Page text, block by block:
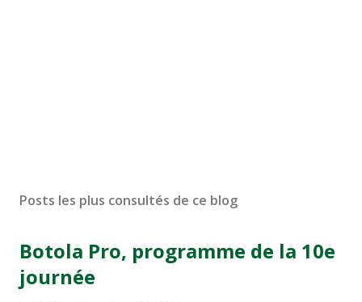
Posts les plus consultés de ce blog
Botola Pro, programme de la 10e
journée